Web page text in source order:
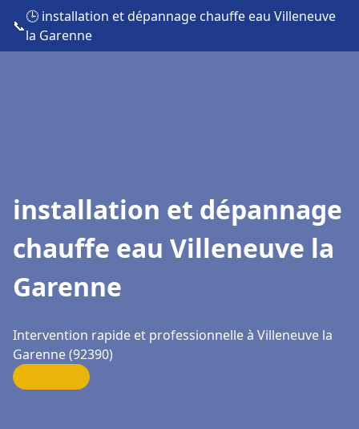
📞
🕒 installation et dépannage chauffe eau Villeneuve
la Garenne
installation et dépannage
chauffe eau Villeneuve la
Garenne
Intervention rapide et professionnelle à Villeneuve la
Garenne (92390)